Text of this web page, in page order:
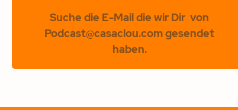
Suche die E-Mail die wir Dir von
Podcast@casaclou.com gesendet
haben.